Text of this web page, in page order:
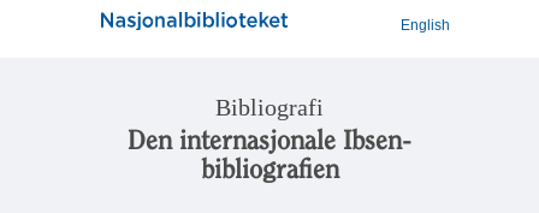
English
Bibliografi
Den internasjonale Ibsen-
bibliografien